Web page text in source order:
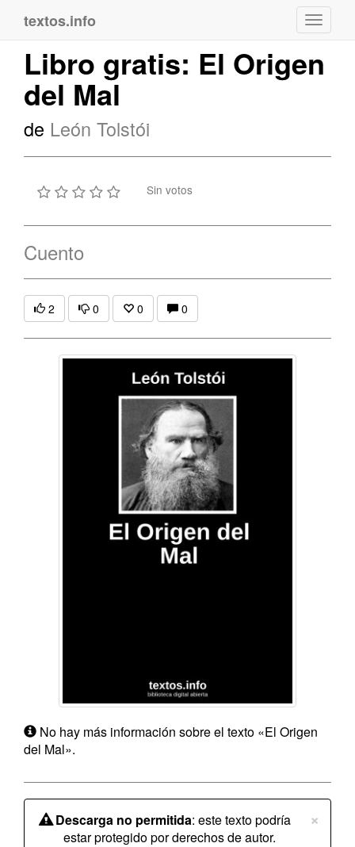
textos.info
Libro gratis: El Origen
del Mal
de León Tolstói
Sin votos
Cuento
2 0 0 0
No hay más información sobre el texto «El Origen
del Mal».
×
Descarga no permitida: este texto podría
estar protegido por derechos de autor.